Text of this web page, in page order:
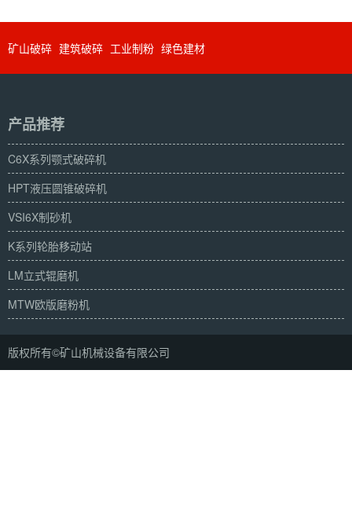
矿山破碎 建筑破碎 工业制粉 绿色建材
产品推荐
C6X系列颚式破碎机
HPT液压圆锥破碎机
VSI6X制砂机
K系列轮胎移动站
LM立式辊磨机
MTW欧版磨粉机
版权所有©矿山机械设备有限公司